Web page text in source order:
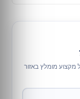
מקצוע מומלץ באזור